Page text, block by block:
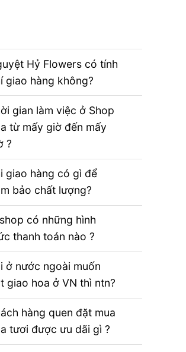
Hỷ Flowers có tính
giao hàng không?
gian làm việc ở Shop
từ mấy giờ đến mấy
?
giao hàng có gì để
bảo chất lượng?
có những hình
thanh toán nào ?
ở nước ngoài muốn
giao hoa ở VN thì ntn?
hàng quen đặt mua
tươi được ưu dãi gì ?